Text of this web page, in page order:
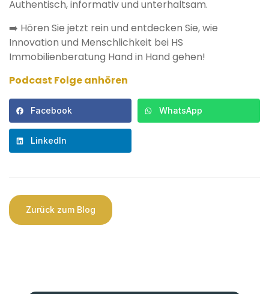
Authentisch, informativ und unterhaltsam.
➡️ Hören Sie jetzt rein und entdecken Sie, wie
Innovation und Menschlichkeit bei HS
Immobilienberatung Hand in Hand gehen!
Podcast Folge anhören
Facebook WhatsApp
LinkedIn
Zurück zum Blog